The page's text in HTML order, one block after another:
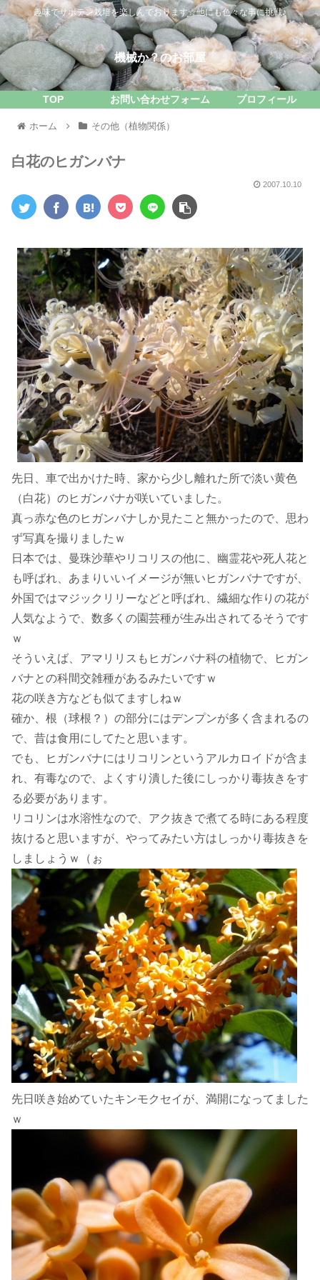
趣味でサボテン栽培を楽しんでおります☆他にも色々な事に挑戦♪
機械か？のお部屋
TOP お問い合わせフォーム プロフィール
ホーム その他（植物関係）
白花のヒガンバナ
2007.10.10
先日、車で出かけた時、家から少し離れた所で淡い黄色
（白花）のヒガンバナが咲いていました。
真っ赤な色のヒガンバナしか見たこと無かったので、思わ
ず写真を撮りましたｗ
日本では、曼珠沙華やリコリスの他に、幽霊花や死人花と
も呼ばれ、あまりいいイメージが無いヒガンバナですが、
外国ではマジックリリーなどと呼ばれ、繊細な作りの花が
人気なようで、数多くの園芸種が生み出されてるそうです
ｗ
そういえば、アマリリスもヒガンバナ科の植物で、ヒガン
バナとの科間交雑種があるみたいですｗ
花の咲き方なども似てますしねｗ
確か、根（球根？）の部分にはデンプンが多く含まれるの
で、昔は食用にしてたと思います。
でも、ヒガンバナにはリコリンというアルカロイドが含ま
れ、有毒なので、よくすり潰した後にしっかり毒抜きをす
る必要があります。
リコリンは水溶性なので、アク抜きで煮てる時にある程度
抜けると思いますが、やってみたい方はしっかり毒抜きを
しましょうｗ（ぉ
先日咲き始めていたキンモクセイが、満開になってました
ｗ